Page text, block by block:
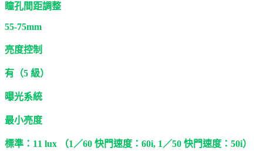
瞳孔間距調整
55-75mm
亮度控制
有（5 級）
曝光系統
最小亮度
標準：11 lux （1／60 快門速度：60i, 1／50 快門速度：50i）